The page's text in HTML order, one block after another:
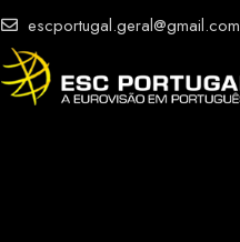
escportugal.geral@gmail.com